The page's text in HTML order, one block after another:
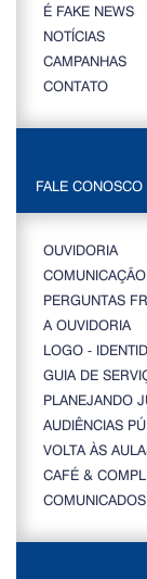
É FAKE NEWS
NOTÍCIAS
CAMPANHAS
CONTATO
FALE CONOSCO
OUVIDORIA
COMUNICAÇÃO
PERGUNTAS
A OUVIDORIA
LOGO -
GUIA DE
PLANEJANDO
AUDIÊNCIAS
VOLTA ÀS
CAFÉ &
COMUNICADOS